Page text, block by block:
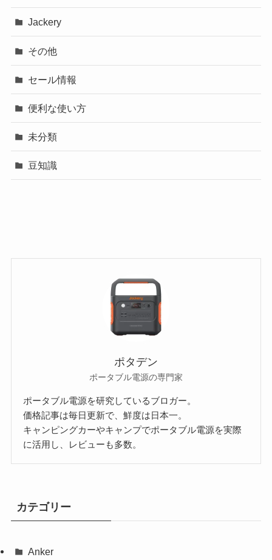
Jackery
その他
セール情報
便利な使い方
未分類
豆知識
ポタデン
ポータブル電源の専門家
ポータブル電源を研究しているブロガー。
価格記事は毎日更新で、鮮度は日本一。
キャンピングカーやキャンプでポータブル電源を実際
に活用し、レビューも多数。
カテゴリー
Anker